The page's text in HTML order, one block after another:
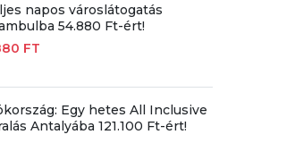
napos városlátogatás
54.880 Ft-ért!
FT
Egy hetes All Inclusive
Antalyába 121.100 Ft-ért!